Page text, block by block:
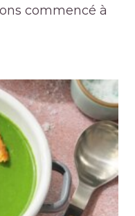
commencé à